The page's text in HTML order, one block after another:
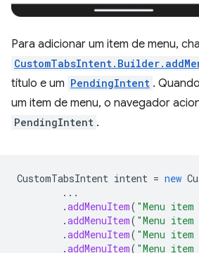
Para adicionar um item de menu,
título e um PendingIntent .
um item de menu, o navegador
PendingIntent .
CustomTabsIntent intent = new
...
.addMenuItem( "Menu item
.addMenuItem( "Menu item
.addMenuItem( "Menu item
.addMenuItem( "Menu item